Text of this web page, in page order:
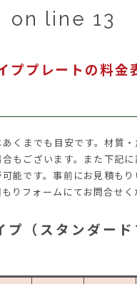
on line 13
ププレートの料金
くまでも目安です。材質・
もございます。また下記
能です。事前にお見積もり
りフォームにてお問合せく
プ（スタンダード